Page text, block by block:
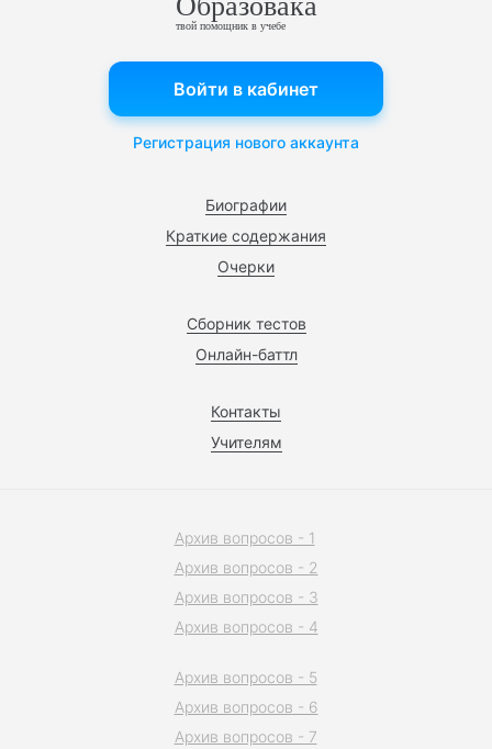
твой помощник в учебе
Биографии
Краткие содержания
Очерки
Сборник тестов
Онлайн-баттл
Контакты
Учителям
Войти в кабинет
Регистрация нового аккаунта
Архив вопросов - 1
Архив вопросов - 2
Архив вопросов - 3
Архив вопросов - 4
Архив вопросов - 5
Архив вопросов - 6
Архив вопросов - 7